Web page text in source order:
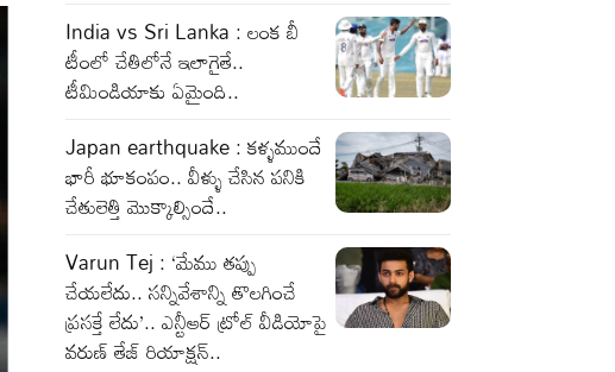
India vs Sri Lanka : లంక బీ
టీంలో చేతిలోనే ఇలాగైతే..
టీమిండియాకు ఏమైంది..
Japan earthquake : కళ్ళముందే
భారీ భూకంపం.. వీళ్ళు చేసిన పనికి
చేతులెత్తి మొక్కాల్సిందే..
Varun Tej : ‘మేము తప్పు
చేయలేదు.. సన్నివేశాన్ని తొలగించే
ప్రసక్తే లేదు’.. ఎన్టీఆర్ ట్రోల్ వీడియోపై
వరుణ్ తేజ్ రియాక్షన్..